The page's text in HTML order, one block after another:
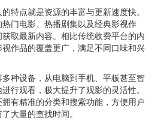
特点就是资源的丰富与更新速度快。
门电影、热播剧集以及经典影视作
取最新内容。相比传统收费平台的内
作品的覆盖更广，满足不同口味和兴
种设备，从电脑到手机、平板甚至智
行观看，极大提升了观影的灵活性。
有精准的分类和搜索功能，方便用户
大量的查找时间。